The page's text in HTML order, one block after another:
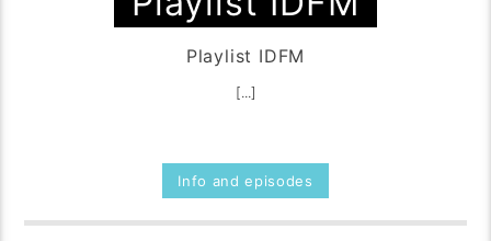
Playlist IDFM
[...]
Info and episodes